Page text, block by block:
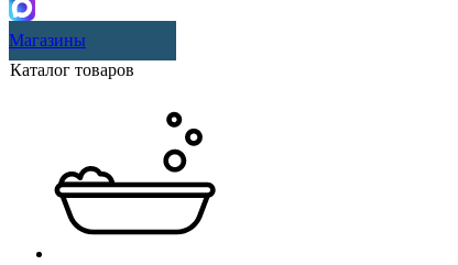
Магазины
Каталог товаров